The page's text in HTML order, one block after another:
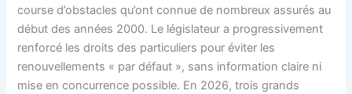
course d’obstacles qu’ont connue de nombreux assurés au
début des années 2000. Le législateur a progressivement
renforcé les droits des particuliers pour éviter les
renouvellements « par défaut », sans information claire ni
mise en concurrence possible. En 2026, trois grands